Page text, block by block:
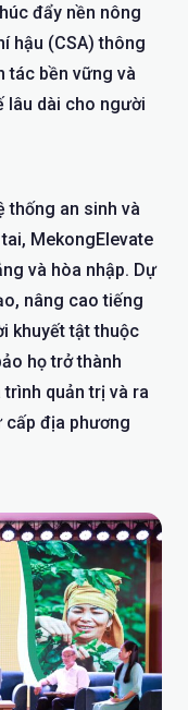
đẩy nền nông
hậu (CSA) thông
tác bền vững và
lâu dài cho người
thống an sinh và
MekongElevate
và hòa nhập. Dự
nâng cao tiếng
khuyết tật thuộc
họ trở thành
quản trị và ra
cấp địa phương